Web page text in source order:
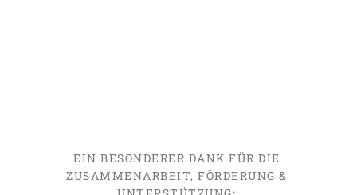
EIN BESONDERER DANK FÜR DIE
ZUSAMMENARBEIT, FÖRDERUNG &